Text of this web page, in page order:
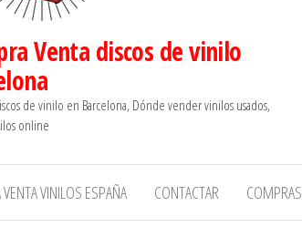
Venta discos de vinilo
de vinilo en Barcelona, Dónde vender vinilos usados,
online
VINILOS ESPAÑA CONTACTAR COMPRAS